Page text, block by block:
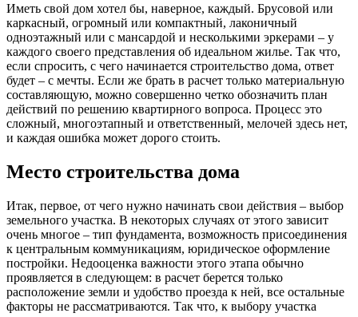
Иметь свой дом хотел бы, наверное, каждый. Брусовой или
каркасный, огромный или компактный, лаконичный
одноэтажный или с мансардой и несколькими эркерами – у
каждого своего представления об идеальном жилье. Так что,
если спросить, с чего начинается строительство дома, ответ
будет – с мечты. Если же брать в расчет только материальную
составляющую, можно совершенно четко обозначить план
действий по решению квартирного вопроса. Процесс это
сложный, многоэтапный и ответственный, мелочей здесь нет,
и каждая ошибка может дорого стоить.
Место строительства дома
Итак, первое, от чего нужно начинать свои действия – выбор
земельного участка. В некоторых случаях от этого зависит
очень многое – тип фундамента, возможность присоединения
к центральным коммуникациям, юридическое оформление
постройки. Недооценка важности этого этапа обычно
проявляется в следующем: в расчет берется только
расположение земли и удобство проезда к ней, все остальные
факторы не рассматриваются. Так что, к выбору участка